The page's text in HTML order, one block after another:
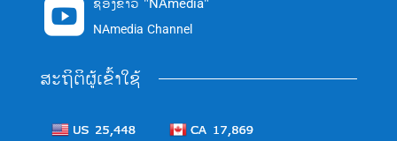
 NAmedia Channel
ສະຖິຕິຜູ້ເຂົ້າໃຊ້